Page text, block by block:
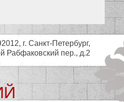
г. Санкт-Петербург,
Рабфаковский пер., д.2